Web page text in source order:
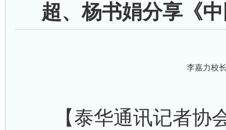
超、杨书娟分享《
李嘉力校
【泰华通讯记者协会